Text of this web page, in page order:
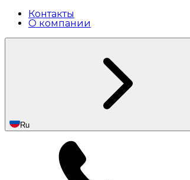
Контакты
О компании
Ru